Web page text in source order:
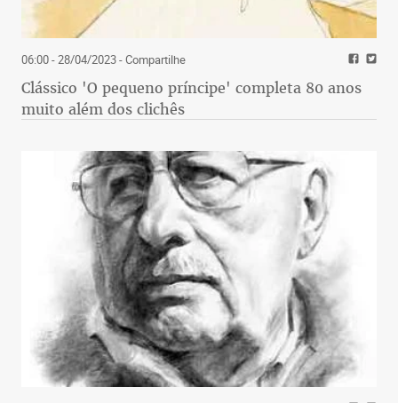
06:00 - 28/04/2023- Compartilhe
Clássico 'O pequeno príncipe' completa 80 anos
muito além dos clichês